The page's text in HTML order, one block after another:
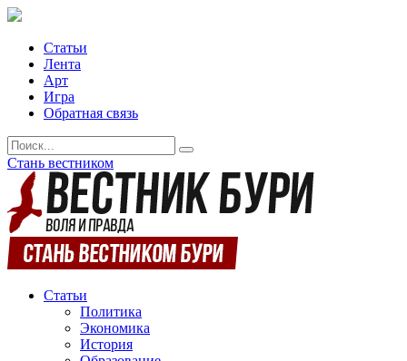
Статьи
Лента
Арт
Игра
Обратная связь
Стань вестником
Статьи
Политика
Экономика
История